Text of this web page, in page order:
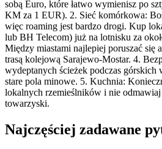
sobą Euro, które łatwo wymienisz po
KM za 1 EUR). 2. Sieć komórkowa:
więc roaming jest bardzo drogi. Kup
lub BH Telecom) już na lotnisku za
Między miastami najlepiej poruszać się
trasą kolejową Sarajewo-Mostar. 4.
wydeptanych ścieżek podczas górskich
stare pola minowe. 5. Kuchnia:
lokalnych rzemieślników i nie
towarzyski.
Najczęściej zadawane